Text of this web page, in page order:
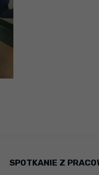
SPOTKANIE Z